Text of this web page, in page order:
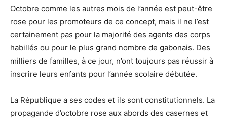
Octobre comme les autres mois de l’année est peut-être
rose pour les promoteurs de ce concept, mais il ne l’est
certainement pas pour la majorité des agents des corps
habillés ou pour le plus grand nombre de gabonais. Des
milliers de familles, à ce jour, n’ont toujours pas réussir à
inscrire leurs enfants pour l’année scolaire débutée.
La République a ses codes et ils sont constitutionnels. La
propagande d’octobre rose aux abords des casernes et